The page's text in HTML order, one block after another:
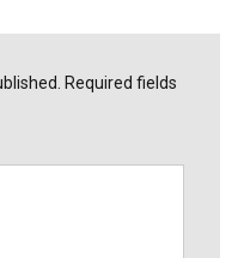
Required fields